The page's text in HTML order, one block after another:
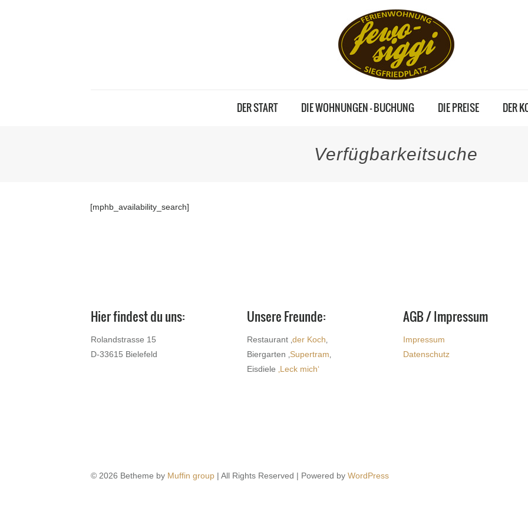
DER START DIE WOHNUNGEN – BUCHUNG DIE PREISE DER
Verfügbarkeitsuche
[mphb_availability_search]
Hier findest du uns:
Rolandstrasse 15
D-33615 Bielefeld
Unsere Freunde:
Restaurant ‚ der Koch
Biergarten ‚ Supertram
Eisdiele ‚Leck mich‘
AGB / Impressum
Impressum
Datenschutz
© 2026 Betheme by Muffin group | All Rights Reserved | Powered by WordPress